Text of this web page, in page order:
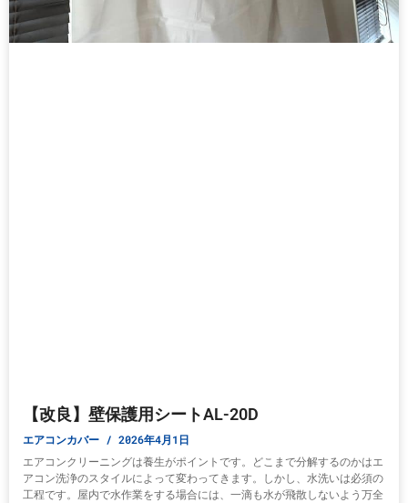
【改良】壁保護用シートAL-20D
エアコンカバー 2026年4月1日
エアコンクリーニングは養生がポイントです。どこまで分解するのかはエ
アコン洗浄のスタイルによって変わってきます。しかし、水洗いは必須の
工程です。屋内で水作業をする場合には、一滴も水が飛散しないよう万全